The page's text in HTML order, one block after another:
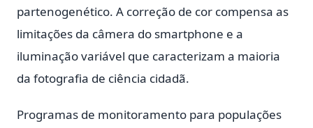
partenogenético. A correção de cor compensa as
limitações da câmera do smartphone e a
iluminação variável que caracterizam a maioria
da fotografia de ciência cidadã.
Programas de monitoramento para populações